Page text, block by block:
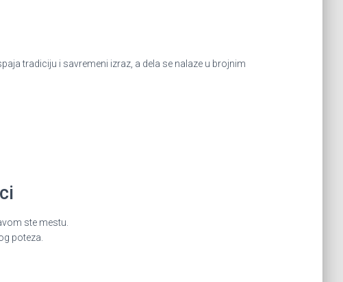
tradiciju i savremeni izraz, a dela se nalaze u brojnim
ste mestu.
poteza.